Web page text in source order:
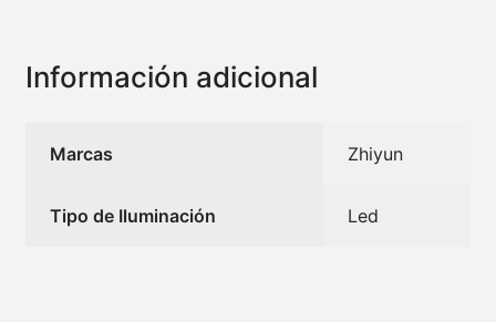
Información adicional
Marcas Zhiyun
Tipo de Iluminación Led